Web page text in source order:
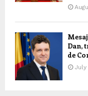
Dan,
de
July